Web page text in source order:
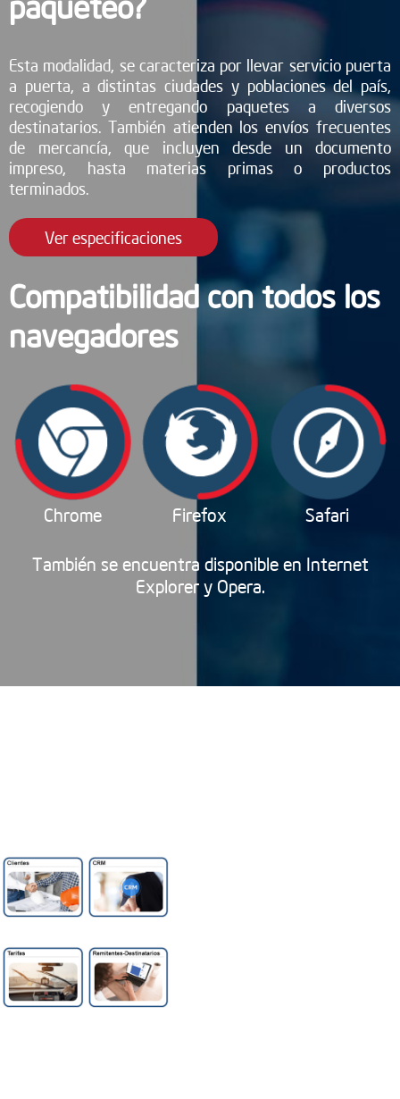
Esta modalidad, se caracteriza por llevar servicio puerta
a puerta, a distintas ciudades y poblaciones del país,
recogiendo y entregando paquetes a diversos
destinatarios. También atienden los envíos frecuentes
de mercancía, que incluyen desde un documento
impreso, hasta materias primas o productos
terminados.
Ver especificaciones
Compatibilidad con todos los
navegadores
Chrome Firefox Safari
También se encuentra disponible en Internet
Explorer y Opera.